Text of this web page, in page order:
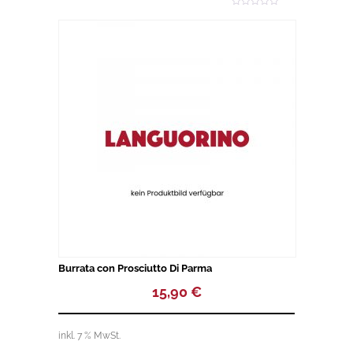
Burrata con Prosciutto Di Parma
15,90€
inkl. 7 % MwSt.